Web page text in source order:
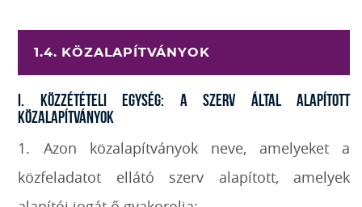
1.4. KÖZALAPÍTVÁNYOK
I. Közzétételi egység: A szerv által alapított
közalapítványok
1. Azon közalapítványok neve, amelyeket a
közfeladatot ellátó szerv alapított, amelyek